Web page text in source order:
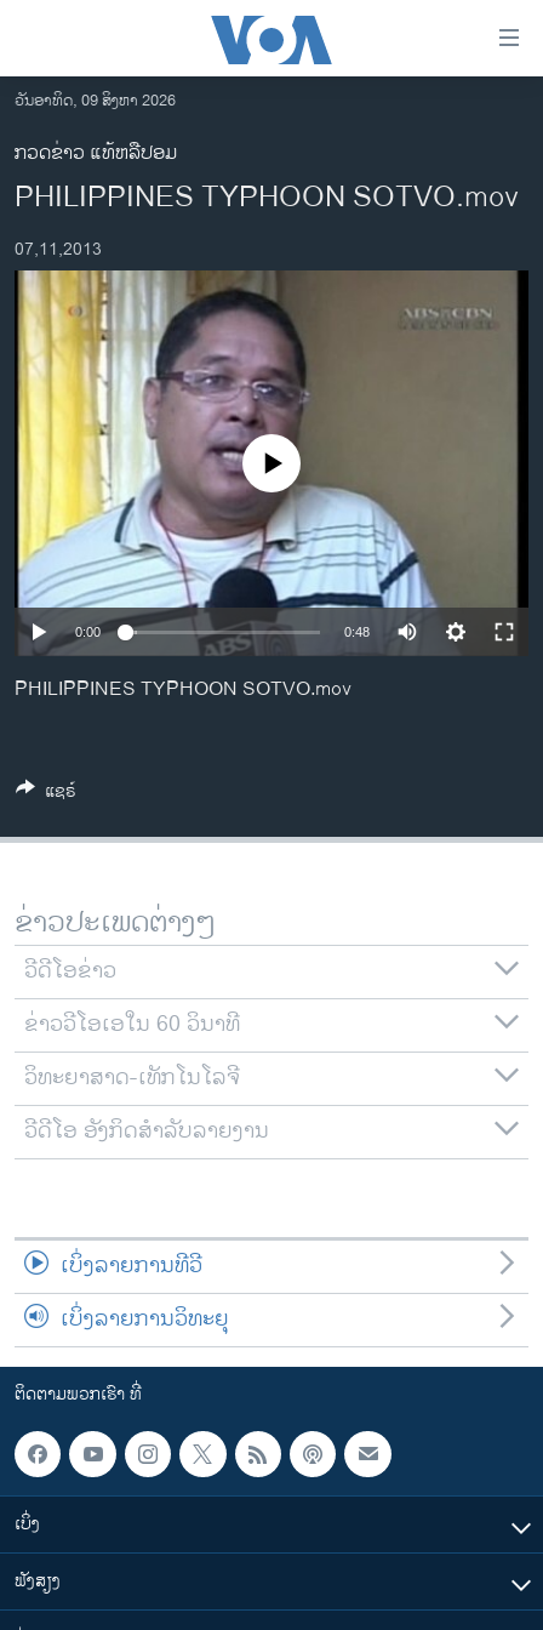
ເຂົ້າ
ຫາ
ຂ້າມ
ຂ້າມ
ໄປ
ຊອກ
ຄົ້ນ
ອາເມຣິກາ
ການເລືອກຕັ້ງ ປະທານາທີບໍດີ ສະຫະລັດ 2024
ຂ່າວ​ຈີນ
ໂລກ
ເອເຊຍ
ອິດສະຫຼະພາບດ້ານການຂ່າວ
ຊີວິດຊາວລາວ
ຊຸມຊົນຊາວລາວ
ວິທະຍາສາດ-ເທັກໂນໂລຈີ
ທຸລະກິດ
ພາສາອັງກິດ
ວີດີໂອ
ລາຍການກະຈາຍສຽງ
ຕິດຕາມພວກເຮົາ ທີ່
ພາສາຕ່າງໆ
ວັນອາທິດ, 09 ສິງຫາ 2026
ກວດຂ່າວ ແທ້ຫລືປອມ
PHILIPPINES TYPHOON SOTVO.mov
07,11,2013
No media source currently available
0:00 0:48
PHILIPPINES TYPHOON SOTVO.mov
ແຊຣ໌
ຂ່າວປະເພດຕ່າງໆ
ວີດີໂອຂ່າວ
ຂ່າວວີໂອເອໃນ 60 ວິນາທີ
ວິທະຍາສາດ-ເທັກໂນໂລຈີ
ວີດີໂອ ອັງກິດສຳລັບລາຍງານ
ເບິ່ງລາຍການທີວີ
ເບິ່ງລາຍການວິທະຍຸ
ຕິດຕາມພວກເຮົາ ທີ່
ເບິ່ງ
ຟັງສຽງ